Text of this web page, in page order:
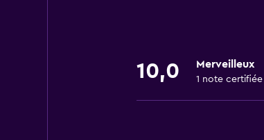
10,0 Merveilleux
1 note certifiée